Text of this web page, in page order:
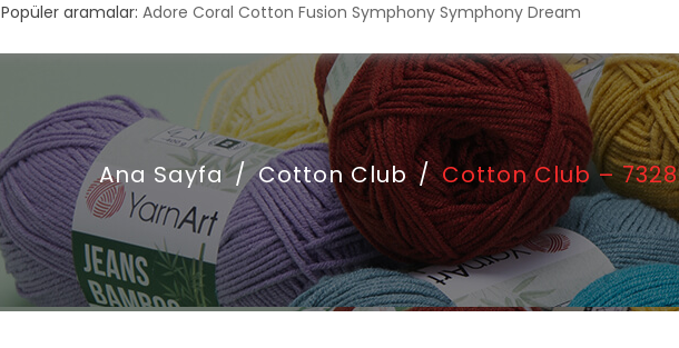
Popüler aramalar:Adore Coral Cotton Fusion Symphony Symphony Dream
Ana Sayfa / Cotton Club / Cotton Club – 7328